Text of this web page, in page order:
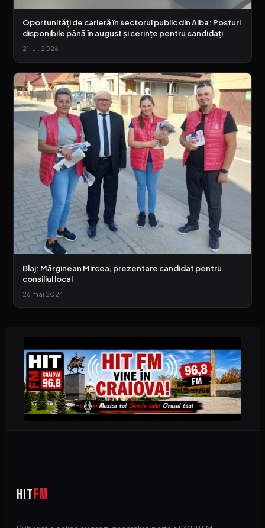
Oportunități de carieră în sectorul public din Alba: Posturi
disponibile până în august și cerințe pentru candidați
21 iul. 2026
Blaj: Mărginean Mircea, prezentare candidat pentru
consiliul local
26 mai 2024
HITFM